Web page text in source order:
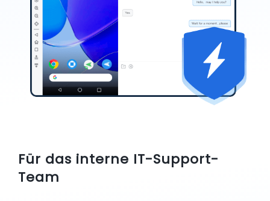
Für das interne IT-Support-
Team